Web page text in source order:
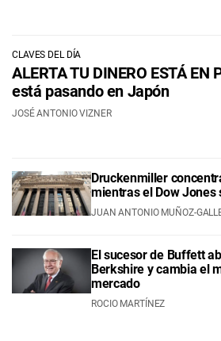
CLAVES DEL DÍA
ALERTA TU DINERO ESTÁ EN
está pasando en Japón
JOSÉ ANTONIO VIZNER
Druckenmiller
mientras el Dow Jones
JUAN ANTONIO MUÑOZ-
El sucesor de Buffett
Berkshire y cambia el
mercado
ROCIO MARTÍNEZ